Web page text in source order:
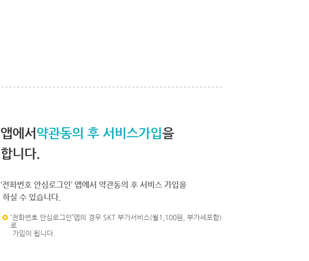
앱에서 약관동의 후 서비스가입을
합니다.
‘전화번호 안심로그인’ 앱에서 약관동의 후 서비스 가입을
하실 수 있습니다.
‘전화번호 안심로그인’앱의 경우 SKT 부가서비스(월1,100원, 부가세포함)
로
가입이 됩니다.